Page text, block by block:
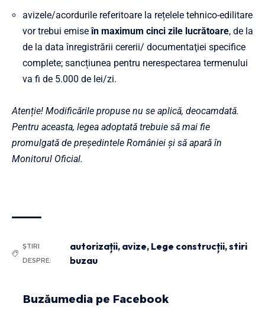
avizele/acordurile referitoare la rețelele tehnico-edilitare
vor trebui emiseîn maximum cinci zile lucrătoare, de la
de la data înregistrării cererii/ documentaţiei specifice
complete; sancțiunea pentru nerespectarea termenului
va fi de 5.000 de lei/zi.
Atenție! Modificările propuse nu se aplică, deocamdată.
Pentru aceasta, legea adoptată trebuie să mai fie
promulgată de președintele României și să apară în
Monitorul Oficial.
ȘTIRI
DESPRE:
autorizații, avize, Lege construcții,stiri
buzau
Buzăumedia pe Facebook